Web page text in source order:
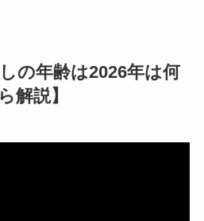
の年齢は2026年は何
解説】